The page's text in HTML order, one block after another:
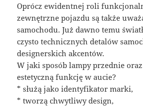
Oprócz ewidentnej roli
zewnętrzne pojazdu są także
samochodu. Już dawno temu
czysto technicznych detalów
designerskich akcentów.
W jaki sposób lampy przednie
estetyczną funkcję w aucie?
* służą jako identyfikator marki,
* tworzą chwytliwy design,